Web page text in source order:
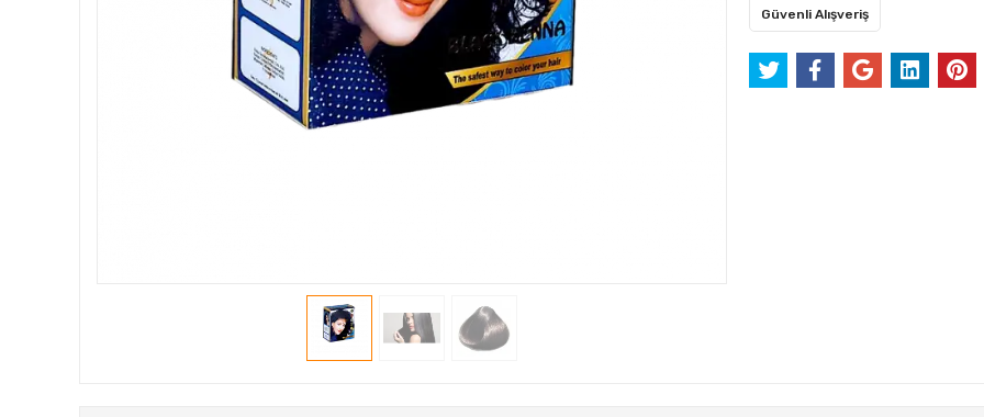
Güvenli Alışveriş